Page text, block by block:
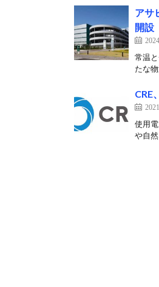
アサ
開設
常温
たな
CRE
使用
や自